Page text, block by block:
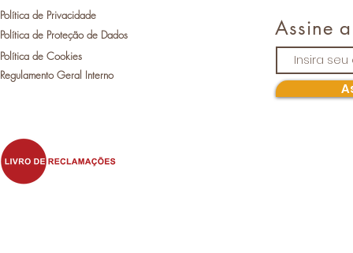
Política de Privacidade
Política de Proteção de Dados
Política de Cookies
Regulamento Geral Interno
Assine